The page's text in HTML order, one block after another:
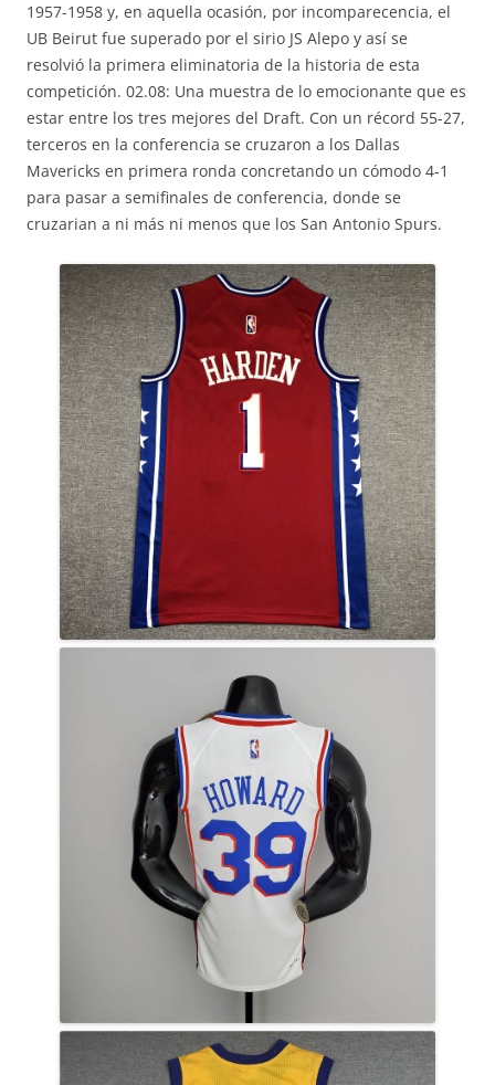
1957-1958 y, en aquella ocasión, por incomparecencia, el
UB Beirut fue superado por el sirio JS Alepo y así se
resolvió la primera eliminatoria de la historia de esta
competición. 02.08: Una muestra de lo emocionante que es
estar entre los tres mejores del Draft. Con un récord 55-27,
terceros en la conferencia se cruzaron a los Dallas
Mavericks en primera ronda concretando un cómodo 4-1
para pasar a semifinales de conferencia, donde se
cruzarian a ni más ni menos que los San Antonio Spurs.